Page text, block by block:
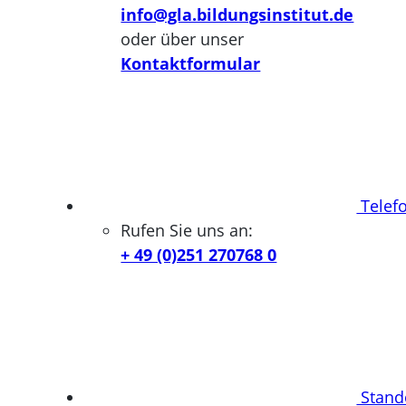
info@gla.bildungsinstitut.de
oder über unser
Kontaktformular
Rufen Sie uns an:
+ 49 (0)251 270768 0